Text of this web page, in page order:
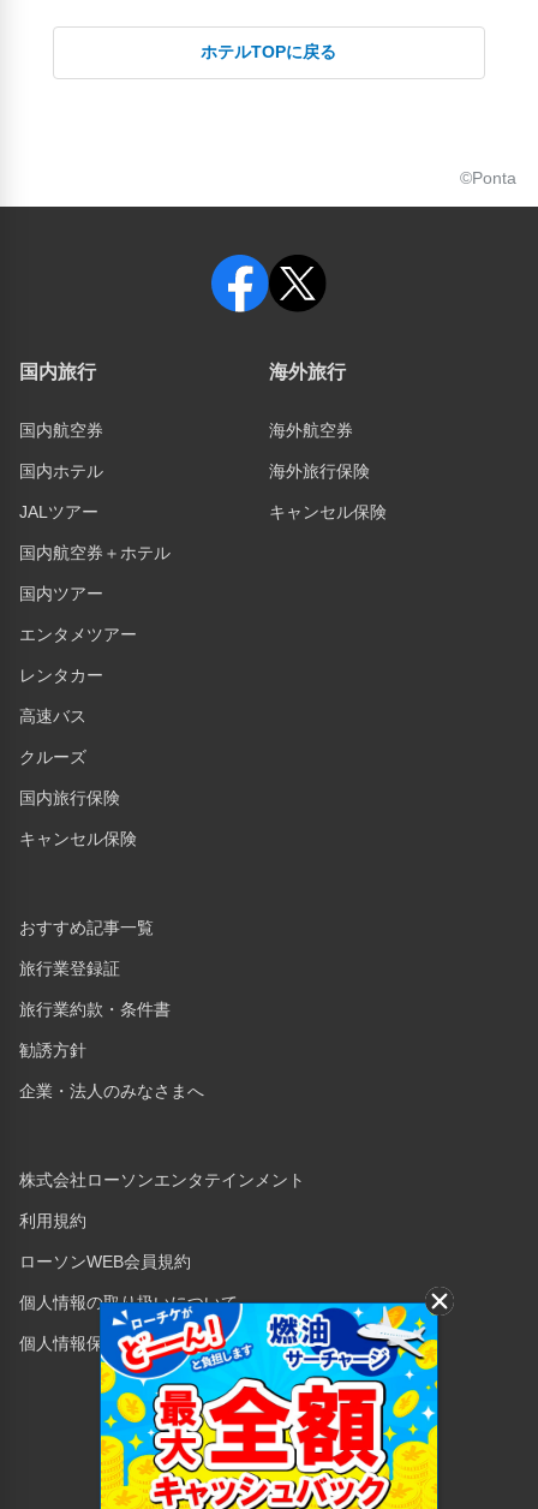
ホテルTOPに戻る
©Ponta
国内旅行
国内航空券
国内ホテル
JALツアー
国内航空券＋ホテル
国内ツアー
エンタメツアー
レンタカー
高速バス
クルーズ
国内旅行保険
キャンセル保険
海外旅行
海外航空券
海外旅行保険
キャンセル保険
おすすめ記事一覧
旅行業登録証
旅行業約款・条件書
勧誘方針
企業・法人のみなさまへ
株式会社ローソンエンタテインメント
利用規約
ローソンWEB会員規約
個人情報の取り扱いについて
個人情報保護方針
Copyright © 1998 Lawson Entertainment, Inc.